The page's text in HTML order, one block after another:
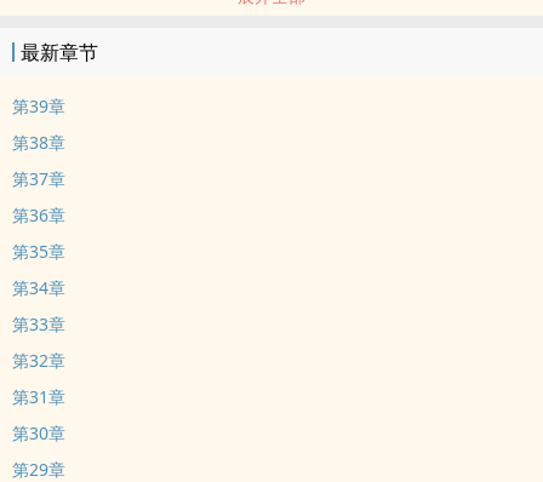
最新章节
第39章
第38章
第37章
第36章
第35章
第34章
第33章
第32章
第31章
第30章
第29章